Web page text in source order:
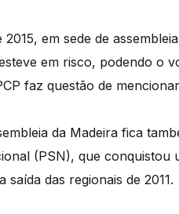
2015, em sede de
em risco, podendo o
faz questão de
da Madeira fica
(PSN), que
saída das regionais de 2011.